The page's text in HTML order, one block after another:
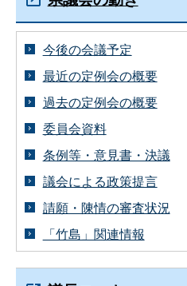
今後の会議予定
最近の定例会の概要
過去の定例会の概要
委員会資料
条例等・意見書・決議
議会による政策提言
請願・陳情の審査状況
「竹島」関連情報